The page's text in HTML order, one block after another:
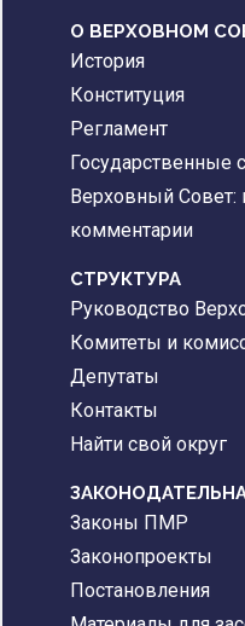
О ВЕРХОВНОМ
История
Конституция
Регламент
Государственные
Верховный Совет:
комментарии
CТРУКТУРА
Руководство
Комитеты и
Депутаты
Контакты
Найти свой округ
Законы ПМР
Законопроекты
Постановления